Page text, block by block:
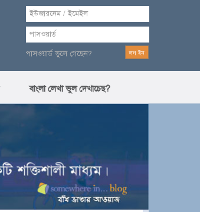
পাসওয়ার্ড ভুলে গেছেন?
বাংলা লেখা ভুল দেখাচেছ?